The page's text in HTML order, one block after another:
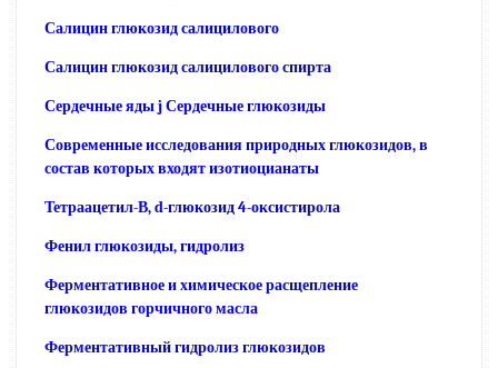
Салицин глюкозид салицилового
Салицин глюкозид салицилового спирта
Сердечные яды j Сердечные глюкозиды
Современные исследования природных глюкозидов, в
состав которых входят изотиоцианаты
Тетраацетил-В, d-глюкозид 4-оксистирола
Фенил глюкозиды, гидролиз
Ферментативное и химическое расщепление
глюкозидов горчичного масла
Ферментативный гидролиз глюкозидов